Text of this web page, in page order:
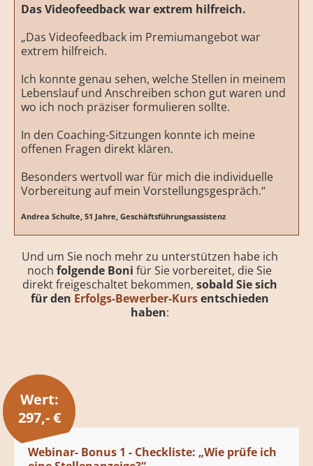
Das Videofeedback war extrem hilfreich.
„Das Videofeedback im Premiumangebot war
extrem hilfreich.
Ich konnte genau sehen, welche Stellen in meinem
Lebenslauf und Anschreiben schon gut waren und
wo ich noch präziser formulieren sollte.
In den Coaching-Sitzungen konnte ich meine
offenen Fragen direkt klären.
Besonders wertvoll war für mich die individuelle
Vorbereitung auf mein Vorstellungsgespräch.“
Andrea Schulte, 51 Jahre, Geschäftsführungsassistenz
Und um Sie noch mehr zu unterstützen habe ich
noch folgende Boni für Sie vorbereitet, die Sie
direkt freigeschaltet bekommen, sobald Sie sich
für den Erfolgs-Bewerber-Kursentschieden
haben:
Wert:
297,- €
Webinar- Bonus 1 - Checkliste: „Wie prüfe ich